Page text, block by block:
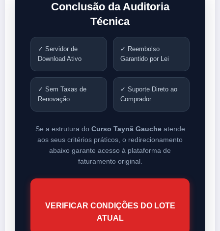
Conclusão da Auditoria
Técnica
✓ Servidor de
Download Ativo
✓ Reembolso
Garantido por Lei
✓ Sem Taxas de
Renovação
✓ Suporte Direto ao
Comprador
Se a estrutura do Curso Taynã Gaucheatende
aos seus critérios práticos, o redirecionamento
abaixo garante acesso à plataforma de
faturamento original.
VERIFICAR CONDIÇÕES DO LOTE
ATUAL